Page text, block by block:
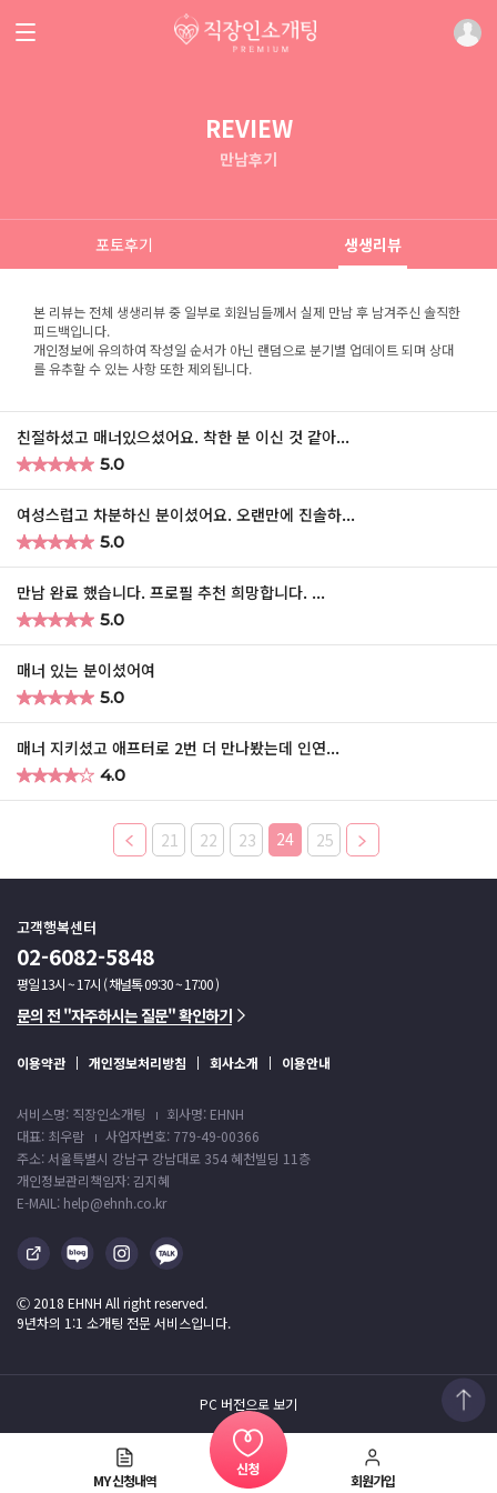
REVIEW
만남후기
포토후기 생생리뷰
본 리뷰는 전체 생생리뷰 중 일부로 회원님들께서 실제 만남 후 남겨주신 솔직한
피드백입니다.
개인정보에 유의하여 작성일 순서가 아닌 랜덤으로 분기별 업데이트 되며 상대
를 유추할 수 있는 사항 또한 제외됩니다.
친절하셨고 매너있으셨어요. 착한 분 이신 것 같아...
★★★★★
★★★★★ 5.0
여성스럽고 차분하신 분이셨어요. 오랜만에 진솔하...
★★★★★
★★★★★ 5.0
만남 완료 했습니다. 프로필 추천 희망합니다. ...
★★★★★
★★★★★ 5.0
매너 있는 분이셨어여
★★★★★
★★★★★ 5.0
매너 지키셨고 애프터로 2번 더 만나봤는데 인연...
★★★★★
★★★★★ 4.0
21 22 23 24 25
고객행복센터
02-6082-5848
평일 13시 ~ 17시 ( 채널톡 09:30 ~ 17:00 )
문의 전 "자주하시는 질문" 확인하기
이용약관 개인정보처리방침 회사소개 이용안내
서비스명: 직장인소개팅
회사명: EHNH
대표: 최우람
사업자번호: 779-49-00366
주소: 서울특별시 강남구 강남대로 354 혜천빌딩 11층
개인정보관리책임자: 김지혜
E-MAIL: help@ehnh.co.kr
Ⓒ 2018 EHNH All right reserved.
9년차의 1:1 소개팅 전문 서비스입니다.
PC 버전으로 보기
MY 신청내역 회원가입